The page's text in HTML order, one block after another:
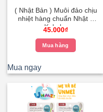
( Nhật Bản ) Muôi đảo chịu
nhiệt hàng chuẩn Nhật –
Kokubo
45.000₫
Mua hàng
Mua ngay